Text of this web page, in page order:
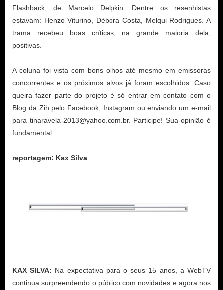
Flashback, de Marcelo Delpkin. Dentre os resenhistas
estavam: Henzo Viturino, Débora Costa, Melqui Rodrigues. A
trama recebeu boas críticas, na grande maioria dela,
positivas.
A coluna foi vista com bons olhos até mesmo em emissoras
concorrentes e os próximos alvos já foram escolhidos. Caso
queira fazer parte do projeto é só entrar em contato com o
Blog da Zih pelo Facebook, Instagram ou enviando um e-mail
para tinaravela-2013@yahoo.com.br. Participe! Sua opinião é
fundamental.
reportagem: Kax Silva
KAX SILVA: Na expectativa para o seus 15 anos, a WebTV
continua surpreendendo o público com novidades e agora nos